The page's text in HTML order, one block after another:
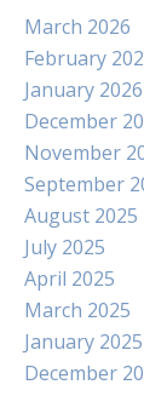
March 2026
February
January 2026
December
November
September
August 2025
July 2025
April 2025
March 2025
January 2025
December